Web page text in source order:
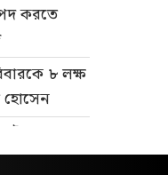
করতে
৮ লক্ষ
গণরায়